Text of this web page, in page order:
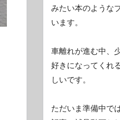
みたい本のような
います。
車離れが進む中、
好きになってくれ
しいです。
ただいま準備中で